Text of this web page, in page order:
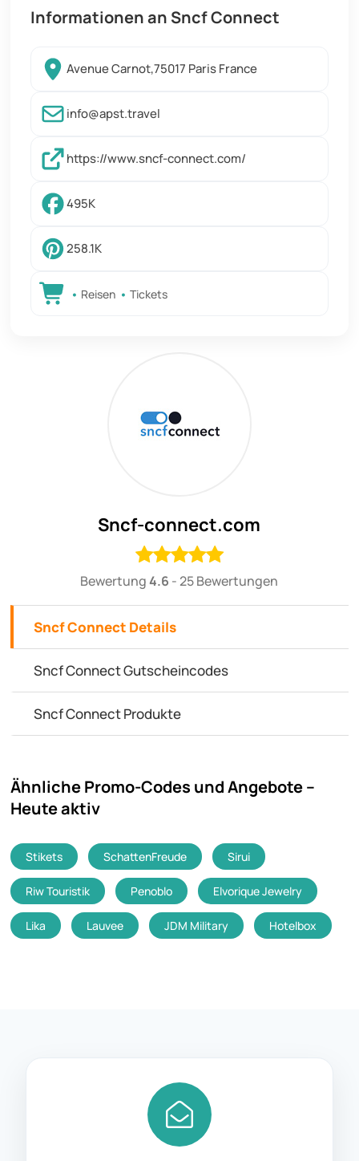
Informationen an Sncf Connect
Avenue Carnot,75017 Paris France
info@apst.travel
https://www.sncf-connect.com/
495K
258.1K
Reisen Tickets
Sncf-connect.com
Bewertung4.6 -25 Bewertungen
Sncf Connect Details
Sncf Connect Gutscheincodes
Sncf Connect Produkte
Ähnliche Promo-Codes und Angebote –
Heute aktiv
Stikets SchattenFreude Sirui
Riw Touristik Penoblo Elvorique Jewelry
Lika Lauvee JDM Military Hotelbox